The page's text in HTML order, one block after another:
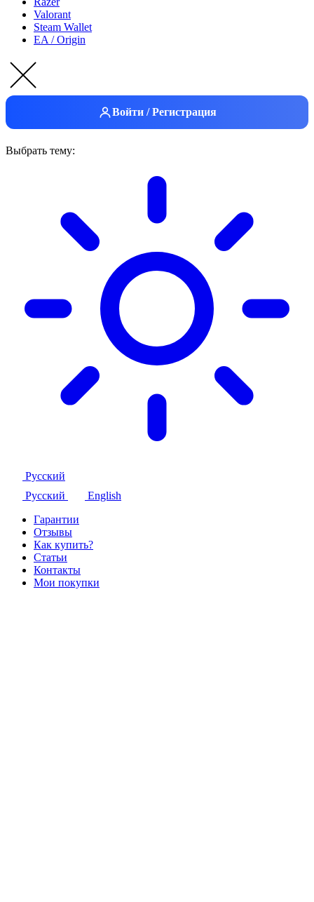
Valorant
Steam Wallet
EA / Origin
Войти / Регистрация
Выбрать тему:
Русский
Русский
English
Гарантии
Отзывы
Как купить?
Статьи
Контакты
Мои покупки